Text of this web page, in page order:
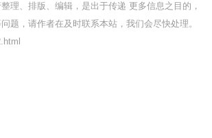
理、排版、编辑，是出于传递 更多信息之目的，
题，请作者在及时联系本站，我们会尽快处理。